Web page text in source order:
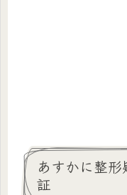
あすかに整
証